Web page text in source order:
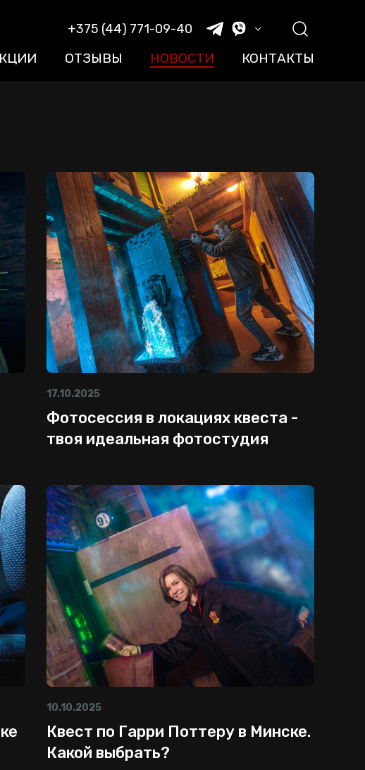
+375 (44) 771-09-40
+375 (44) 525-18-85
ОТЗЫВЫ НОВОСТИ КОНТАКТЫ
17.10.2025
Фотосессия в локациях квеста -
твоя идеальная фотостудия
10.10.2025
Квест по Гарри Поттеру в Минске.
Какой выбрать?